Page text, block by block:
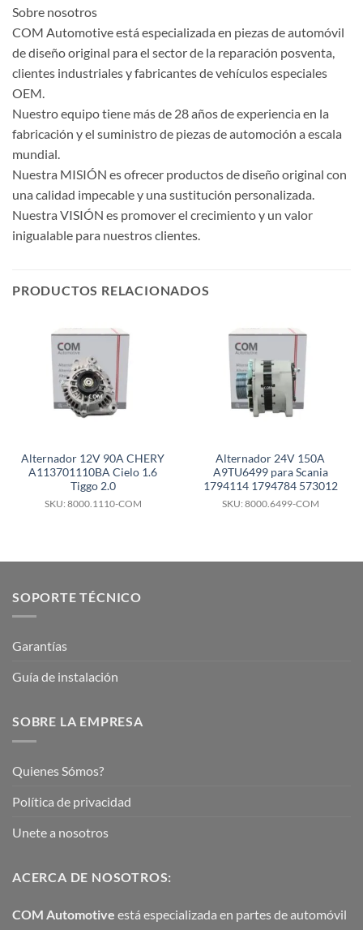
Sobre nosotros
COM Automotive está especializada en piezas de automóvil
de diseño original para el sector de la reparación posventa,
clientes industriales y fabricantes de vehículos especiales
OEM.
Nuestro equipo tiene más de 28 años de experiencia en la
fabricación y el suministro de piezas de automoción a escala
mundial.
Nuestra MISIÓN es ofrecer productos de diseño original con
una calidad impecable y una sustitución personalizada.
Nuestra VISIÓN es promover el crecimiento y un valor
inigualable para nuestros clientes.
PRODUCTOS RELACIONADOS
Alternador 12V 90A CHERY
A113701110BA Cielo 1.6
Tiggo 2.0
SKU: 8000.1110-COM
Alternador 24V 150A
A9TU6499 para Scania
1794114 1794784 573012
SKU: 8000.6499-COM
SOPORTE TÉCNICO
Garantías
Guía de instalación
SOBRE LA EMPRESA
Quienes Sómos?
Política de privacidad
Unete a nosotros
ACERCA DE NOSOTROS:
COM Automotive está especializada en partes de automóvil